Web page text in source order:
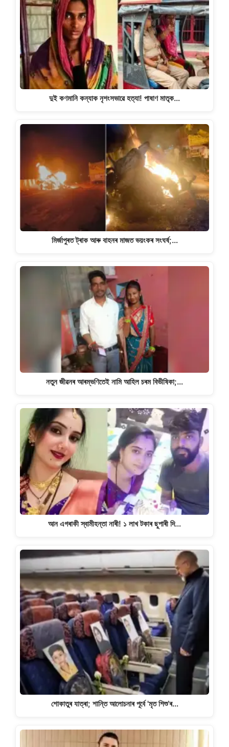
দুই কণমানি কন্যাক নৃশংসভাৱে হত্যা! পাষাণ মাতৃক…
মিৰ্জাপুৰত ট্ৰাক আৰু বাহনৰ মাজত ভয়ংকৰ সংঘৰ্ষ;…
নতুন জীৱনৰ আৰম্ভণিতেই নামি আহিল চৰম বিভীষিকা;…
আন এগৰাকী স্বামীহন্তা নাৰী! ১ লাখ টকাৰ ছুপাৰী দি…
শোকাতুৰ যাত্ৰা; শান্তি আলোচনাৰ পূৰ্বে 'মৃত শিশু’ৰ…